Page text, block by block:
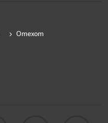
Omexom